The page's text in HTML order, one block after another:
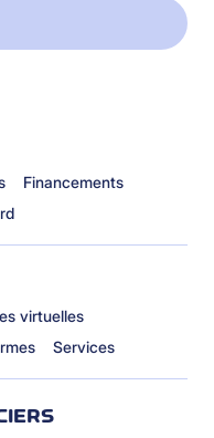
Financements
virtuelles
Services